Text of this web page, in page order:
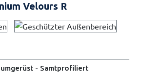
Velours R
- Samtprofiliert